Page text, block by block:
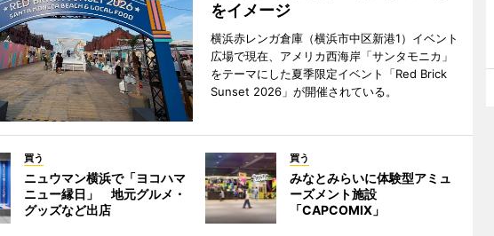
をイメージ
横浜赤レンガ倉庫（横浜市中区新港1）イベント
広場で現在、アメリカ西海岸「サンタモニカ」
をテーマにした夏季限定イベント「Red Brick
Sunset 2026」が開催されている。
買う
ニュウマン横浜で「ヨコハマ
ニュー縁日」 地元グルメ・
グッズなど出店
買う
みなとみらいに体験型アミュ
ーズメント施設
「CAPCOMIX」